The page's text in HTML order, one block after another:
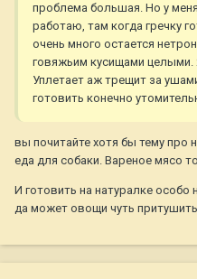
проблема большая. Но у
работаю, там когда гречку
очень много остается
говяжьим кусищами целыми.
Уплетает аж трещит за
готовить конечно
вы почитайте хотя бы тему про
еда для собаки. Вареное мясо
И готовить на натуралке особо
да может овощи чуть